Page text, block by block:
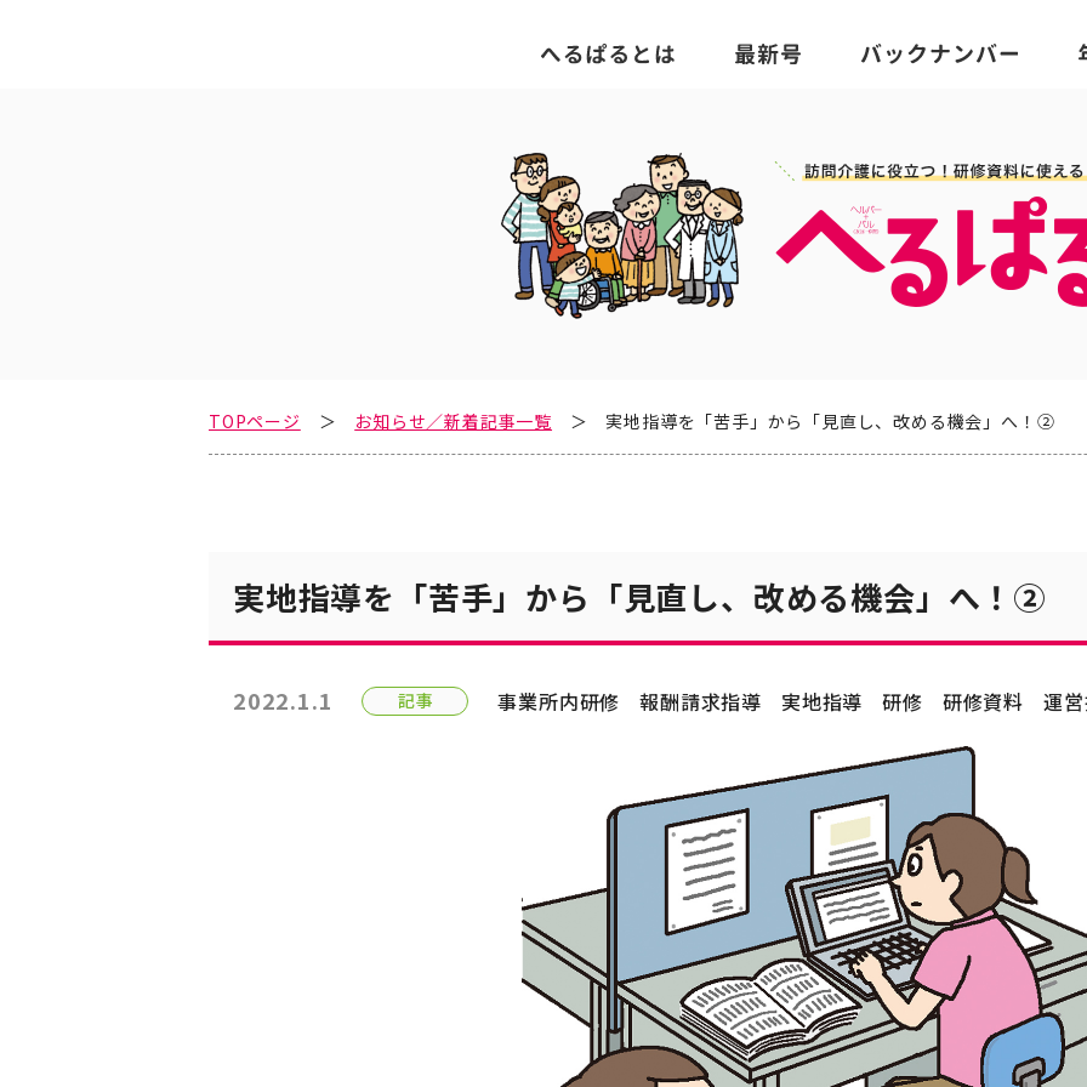
TOPページ お知らせ／新着記事一覧 実地指導を「苦手」から「見直し、改める機会」へ！②
実地指導を「苦手」から「見直し、改める機会」へ！②
2022.1.1 記事 事業所内研修 報酬請求指導 実地指導 研修 研修資料 運